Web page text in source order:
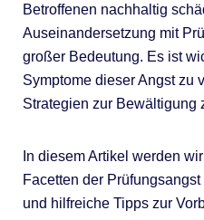
Betroffenen nachhaltig
Auseinandersetzung mit
großer Bedeutung. Es ist
Symptome dieser Angst zu
Strategien zur Bewältigung
In diesem Artikel werden
Facetten der
und hilfreiche Tipps zur